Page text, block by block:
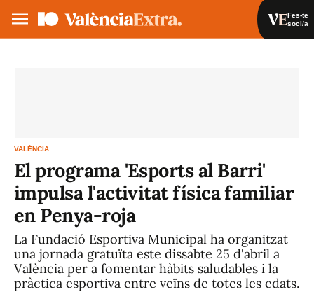
Fes-te
soci/a
VALÈNCIA
El programa 'Esports al Barri'
impulsa l'activitat física familiar
en Penya-roja
La Fundació Esportiva Municipal ha organitzat
una jornada gratuïta este dissabte 25 d'abril a
València per a fomentar hàbits saludables i la
pràctica esportiva entre veïns de totes les edats.